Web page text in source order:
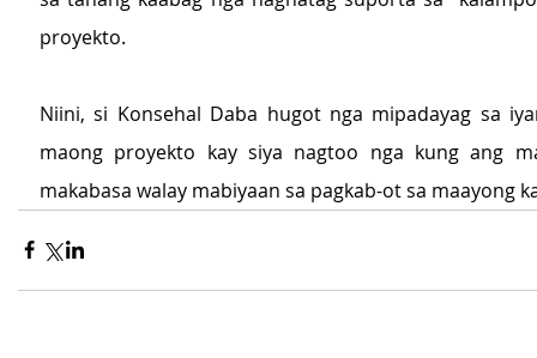
proyekto.
Niini, si Konsehal Daba hugot nga mipadayag sa
maong proyekto kay siya nagtoo nga kung ang
makabasa walay mabiyaan sa pagkab-ot sa maayong